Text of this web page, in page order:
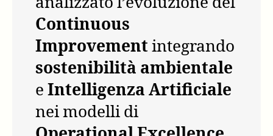
Continuous
Improvementintegrando
sostenibilità ambientale
e Intelligenza Artificiale
nei modelli di